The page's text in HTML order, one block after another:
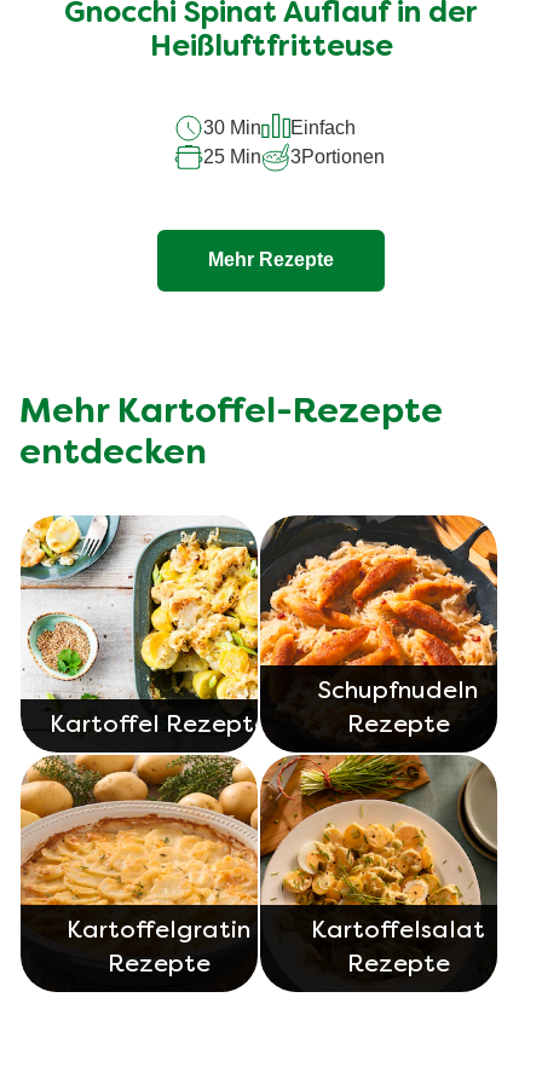
für
dieses
Gnocchi Spinat Auflauf in der
Heißluftfritteuse
30 Min
Einfach
25 Min
3Portionen
Mehr Rezepte
Mehr Kartoffel-Rezepte
entdecken
Kartoffel Rezepte
Schupfnudeln
Rezepte
Kartoffelgratin
Rezepte
Kartoffelsalat
Rezepte